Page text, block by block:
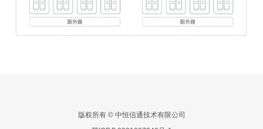
版权所有 © 中恒信通技术有限公司